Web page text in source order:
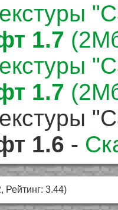
1.7
1.7
1.6 -
, Рейтинг: 3.44)